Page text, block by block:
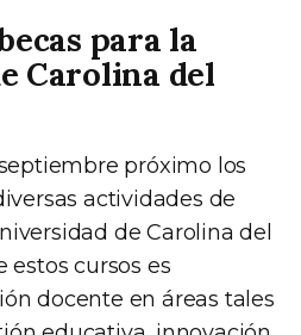
para la
Carolina del
próximo los
actividades de
de Carolina del
estos cursos es
docente en áreas tales